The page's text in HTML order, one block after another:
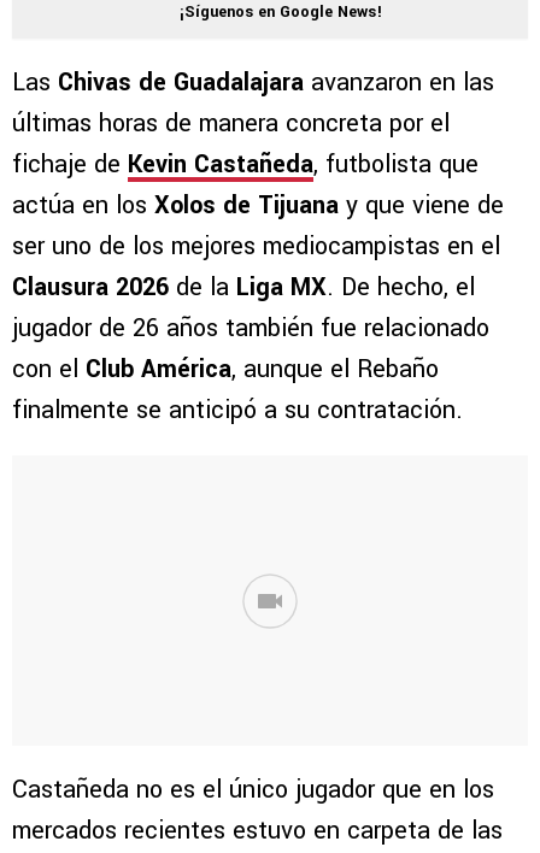
¡Síguenos en Google News!
Las Chivas de Guadalajara avanzaron en las
últimas horas de manera concreta por el
fichaje de Kevin Castañeda, futbolista que
actúa en los Xolos de Tijuana y que viene de
ser uno de los mejores mediocampistas en el
Clausura 2026 de la Liga MX. De hecho, el
jugador de 26 años también fue relacionado
con el Club América, aunque el Rebaño
finalmente se anticipó a su contratación.
Castañeda no es el único jugador que en los
mercados recientes estuvo en carpeta de las